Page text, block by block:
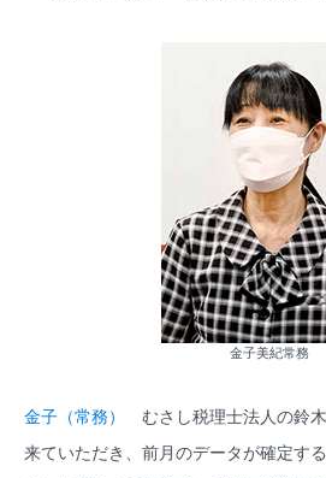
金子美紀常務
金子（常務）
むさし税理士法人の鈴
来ていただき、前月のデータが確定す